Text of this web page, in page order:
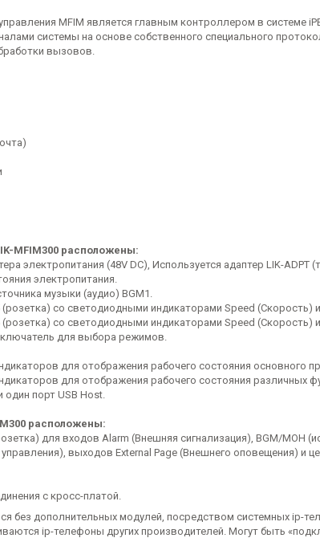
MFIM является главным контроллером в системе
системы на основе собственного специального
вызовов.
MFIM300 расположены:
электропитания (48V DC), Используется адаптер LIK-ADPT
электропитания.
музыки (аудио) BGM1.
(розетка) со светодиодными индикаторами Speed (Скорость)
(розетка) со светодиодными индикаторами Speed (Скорость)
для выбора режимов.
для отображения рабочего состояния основного
для отображения рабочего состояния различных
один порт USB Host.
расположены:
для входов Alarm (Внешняя сигнализация), BGM/MOH
выходов External Page (Внешнего оповещения) и
с кросс-платой.
без дополнительных модулей, посредством системных ip-
ip-телефоны других производителей. Могут быть